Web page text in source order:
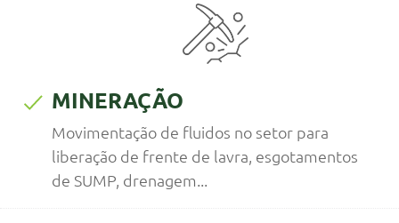
MINERAÇÃO
Movimentação de fluidos no setor para
liberação de frente de lavra, esgotamentos
de SUMP, drenagem...